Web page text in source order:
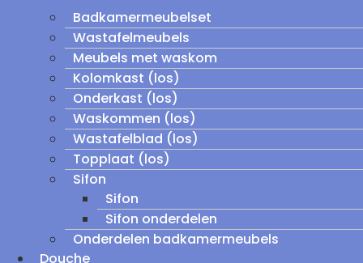
Badkamermeubelset
Wastafelmeubels
Meubels met waskom
Kolomkast (los)
Onderkast (los)
Waskommen (los)
Wastafelblad (los)
Topplaat (los)
Sifon
Sifon
Sifon onderdelen
Onderdelen badkamermeubels
Douche